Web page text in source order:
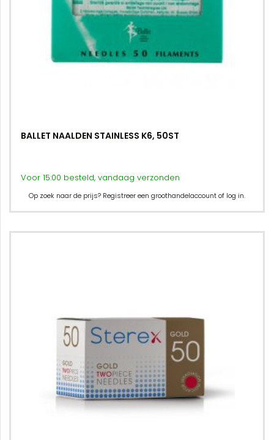
BALLET NAALDEN STAINLESS K6, 50ST
Voor 15:00 besteld, vandaag verzonden
Op zoek naar de prijs? Registreer een groothandelaccount of log in.